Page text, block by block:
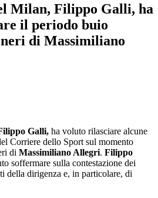
Milan, Filippo Galli, ha
il periodo buio
di Massimiliano
Galli, ha voluto rilasciare alcune
Corriere dello Sport sul momento
di Massimiliano Allegri. Filippo
soffermare sulla contestazione dei
della dirigenza e, in particolare, di